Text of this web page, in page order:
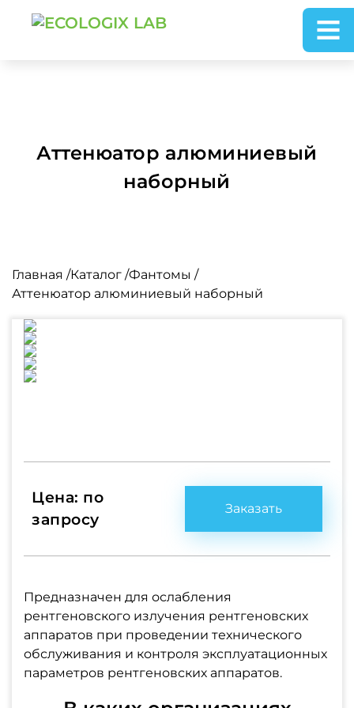
Аттенюатор алюминиевый
наборный
Главная /Каталог /Фантомы /
Аттенюатор алюминиевый наборный
Цена: по
запросу
Заказать
Предназначен для ослабления
рентгеновского излучения рентгеновских
аппаратов при проведении технического
обслуживания и контроля эксплуатационных
параметров рентгеновских аппаратов.